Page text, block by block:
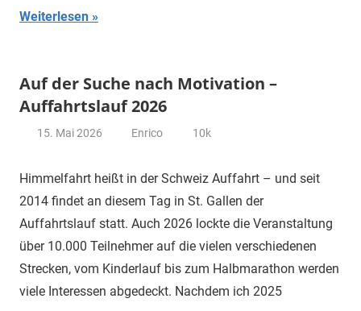
Weiterlesen
Auf der Suche nach Motivation –
Auffahrtslauf 2026
15. Mai 2026 Enrico 10k
Himmelfahrt heißt in der Schweiz Auffahrt – und seit
2014 findet an diesem Tag in St. Gallen der
Auffahrtslauf statt. Auch 2026 lockte die Veranstaltung
über 10.000 Teilnehmer auf die vielen verschiedenen
Strecken, vom Kinderlauf bis zum Halbmarathon werden
viele Interessen abgedeckt. Nachdem ich 2025